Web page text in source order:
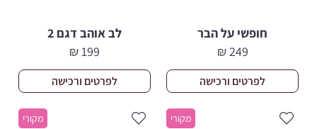
חופשי על הבר
249
₪
לפרטים ורכישה
לב אוהב דגם 2
199
₪
לפרטים ורכישה
מקורי מקורי